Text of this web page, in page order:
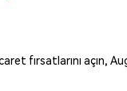
fırsatlarını açın,